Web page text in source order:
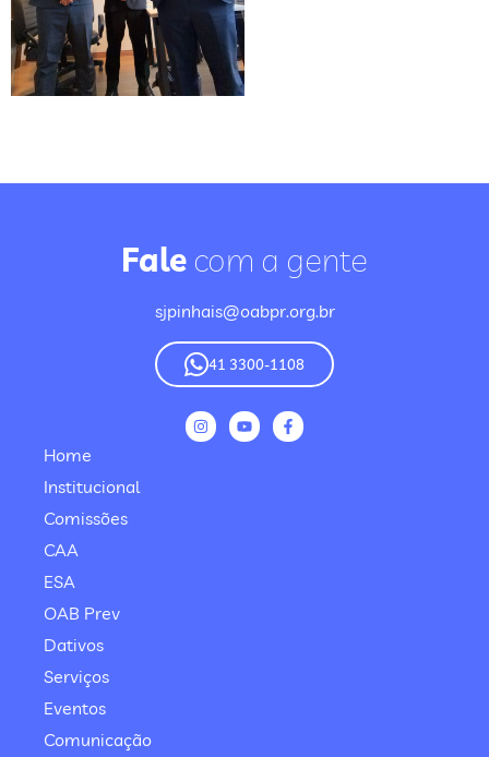
Fale com a gente
sjpinhais@oabpr.org.br
41 3300-1108
Home
Institucional
Comissões
CAA
ESA
OAB Prev
Dativos
Serviços
Eventos
Comunicação